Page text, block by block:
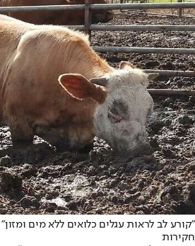
"קורע לב לראות עגלים כלואים ללא מים
חקירות